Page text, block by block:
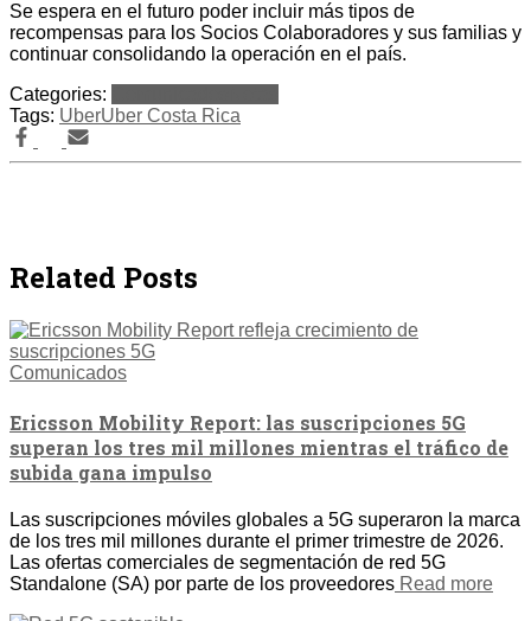
Se espera en el futuro poder incluir más tipos de
recompensas para los Socios Colaboradores y sus familias y
continuar consolidando la operación en el país.
Categories:
Tags: UberUber Costa Rica
Related Posts
Comunicados
Ericsson Mobility Report: las suscripciones 5G
superan los tres mil millones mientras el tráfico de
subida gana impulso
Las suscripciones móviles globales a 5G superaron la marca
de los tres mil millones durante el primer trimestre de 2026.
Las ofertas comerciales de segmentación de red 5G
Standalone (SA) por parte de los proveedores Read more